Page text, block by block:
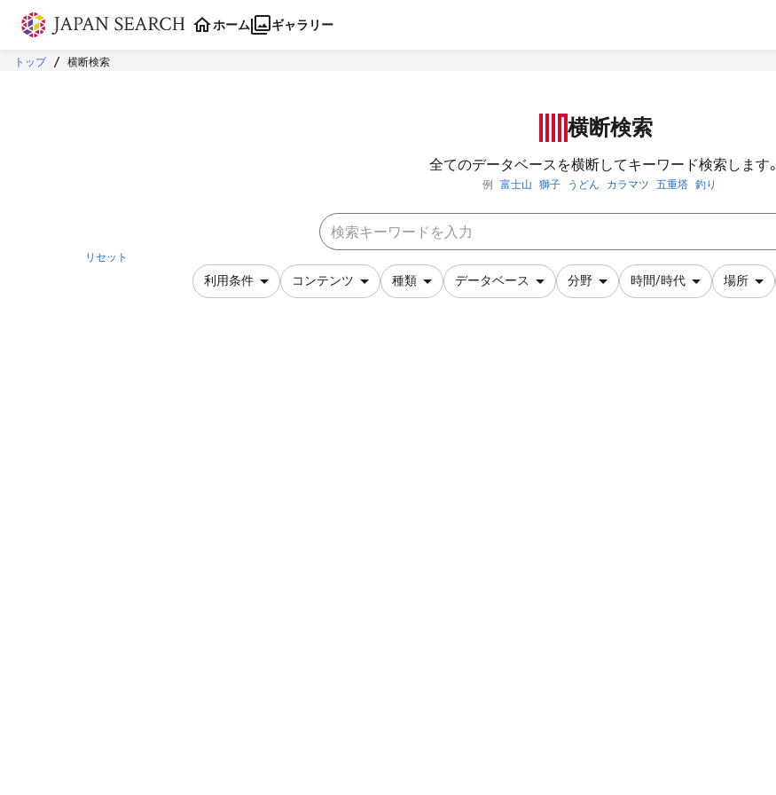
本文に飛ぶ
ホーム ギャラリー
トップ 横断検索
横断検索
全てのデータベースを横断してキーワード検索します。
例 富士山 獅子 うどん カラマツ 五重塔 釣り
リセット
利用条件 コンテンツ 種類 データベース 分野 時間/時代 場所